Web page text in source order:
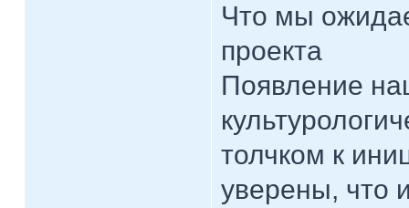
Что мы
проекта
Появление
толчком к
уверены, что